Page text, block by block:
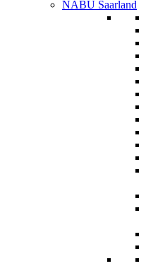
NABU Saarland